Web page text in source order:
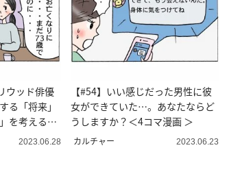
ウッド俳優
る「将来」
を考える＜
2023.06.28
【#54】いい感じだった男性に彼
女ができていた…。あなたならど
うしますか？＜4コマ漫画 ＞
カルチャー 2023.06.23